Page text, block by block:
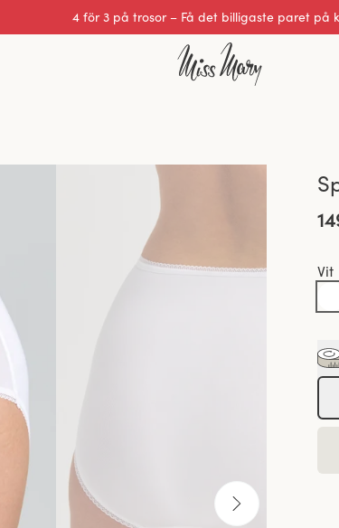
4 för 3 på trosor – Få det billigaste paret på
Vit